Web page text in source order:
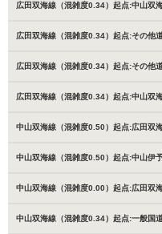
広田双海線（混雑度0.34）起点:中山双
広田双海線（混雑度0.34）起点:その他
広田双海線（混雑度0.34）起点:その他
広田双海線（混雑度0.34）起点:中山双
中山双海線（混雑度0.50）起点:広田双
中山双海線（混雑度0.50）起点:中山伊
中山双海線（混雑度0.00）起点:広田双
中山双海線（混雑度0.34）起点:一般国